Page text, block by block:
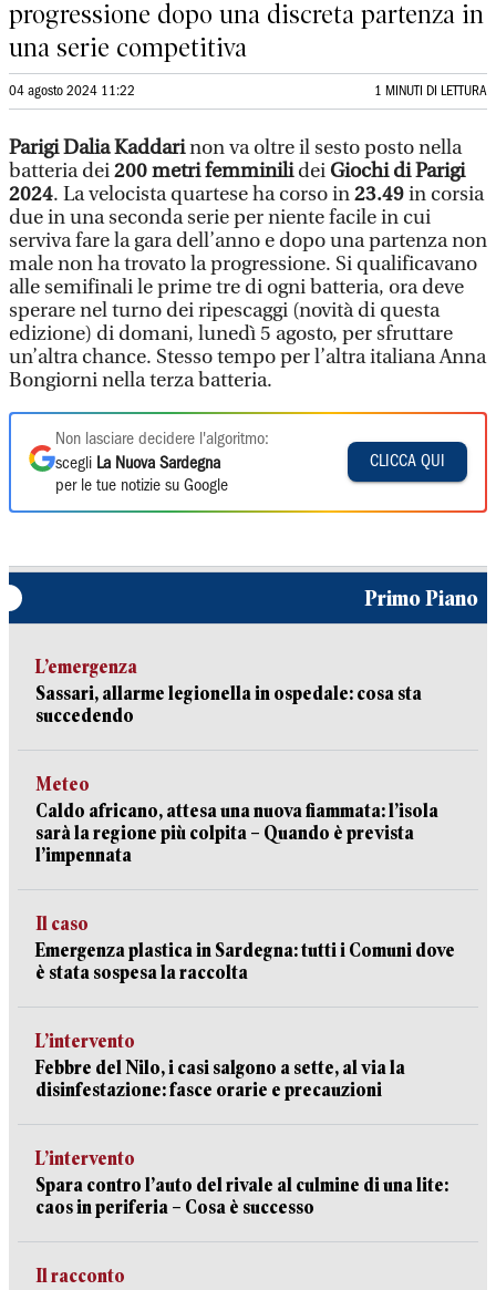
progressione dopo una discreta partenza in
una serie competitiva
04 agosto 2024 11:22 1 MINUTI DI LETTURA
Parigi Dalia Kaddarinon va oltre il sesto posto nella
batteria dei200 metri femminilideiGiochi di Parigi
2024. La velocista quartese ha corso in23.49in corsia
due in una seconda serie per niente facile in cui
serviva fare la gara dell’anno e dopo una partenza non
male non ha trovato la progressione. Si qualificavano
alle semifinali le prime tre di ogni batteria, ora deve
sperare nel turno dei ripescaggi (novità di questa
edizione) di domani, lunedì 5 agosto, per sfruttare
un’altra chance. Stesso tempo per l’altra italiana Anna
Bongiorni nella terza batteria.
Non lasciare decidere l'algoritmo:
scegli La Nuova Sardegna
per le tue notizie su Google
CLICCA QUI
Primo Piano
L’emergenza
Sassari, allarme legionella in ospedale: cosa sta
succedendo
Meteo
Caldo africano, attesa una nuova fiammata: l’isola
sarà la regione più colpita – Quando è prevista
l’impennata
Il caso
Emergenza plastica in Sardegna: tutti i Comuni dove
è stata sospesa la raccolta
L’intervento
Febbre del Nilo, i casi salgono a sette, al via la
disinfestazione: fasce orarie e precauzioni
L’intervento
Spara contro l’auto del rivale al culmine di una lite:
caos in periferia – Cosa è successo
Il racconto